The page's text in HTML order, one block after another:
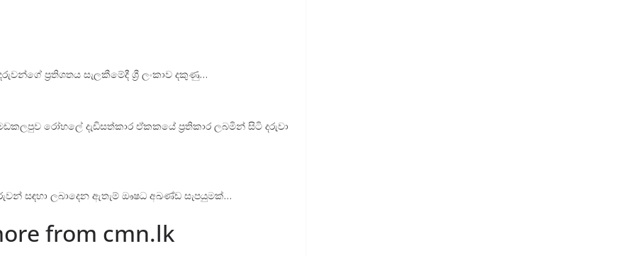
ප්‍රතිශතය සැලකීමේදී ශ්‍රී ලංකාව දකුණු…
රෝහලේ දැඩිසත්කාර ඒකකයේ ප්‍රතිකාර ලබමින් සිටි දරුවා
සඳහා ලබාදෙන ඇතැම් ඖෂධ අඛණ්ඩ සැපයුමක්…
from cmn.lk